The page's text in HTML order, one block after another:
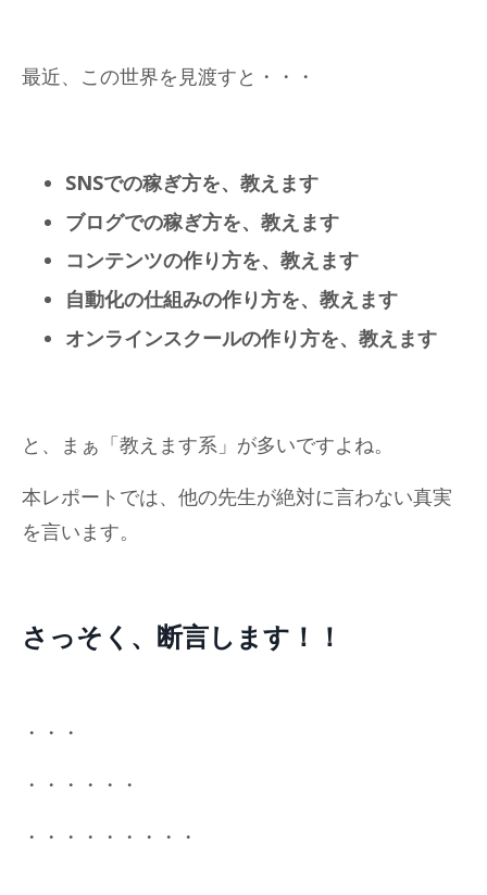
最近、この世界を見渡すと・・・
SNSでの稼ぎ方を、教えます
ブログでの稼ぎ方を、教えます
コンテンツの作り方を、教えます
自動化の仕組みの作り方を、教えます
オンラインスクールの作り方を、教えます
と、まぁ「教えます系」が多いですよね。
本レポートでは、他の先生が絶対に言わない真実
を言います。
さっそく、断言します！！
・・・
・・・・・・
・・・・・・・・・